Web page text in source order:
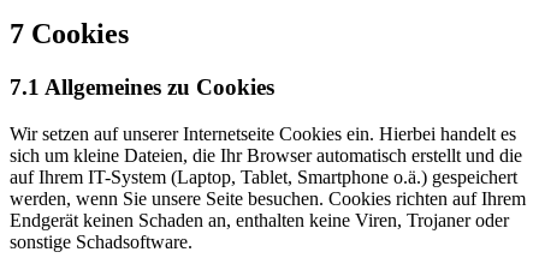
7 Cookies
7.1 Allgemeines zu Cookies
Wir setzen auf unserer Internetseite Cookies ein. Hierbei handelt es
sich um kleine Dateien, die Ihr Browser automatisch erstellt und die
auf Ihrem IT-System (Laptop, Tablet, Smartphone o.ä.) gespeichert
werden, wenn Sie unsere Seite besuchen. Cookies richten auf Ihrem
Endgerät keinen Schaden an, enthalten keine Viren, Trojaner oder
sonstige Schadsoftware.